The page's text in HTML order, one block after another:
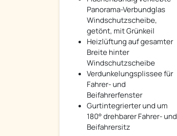
Panorama-Verbundglas
Windschutzscheibe,
getönt, mit Grünkeil
Heizlüftung auf gesamter
Breite hinter
Windschutzscheibe
Verdunkelungsplissee für
Fahrer- und
Beifahrerfenster
Gurtintegrierter und um
180° drehbarer Fahrer- und
Beifahrersitz